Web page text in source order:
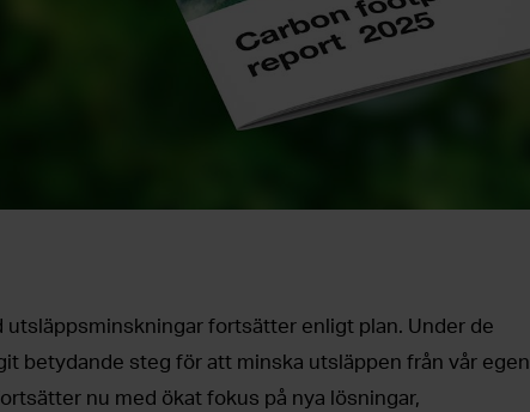
fortsätter enligt plan. Under de
betydande steg för att minska utsläppen från vår egen
nu med ökat fokus på nya lösningar,